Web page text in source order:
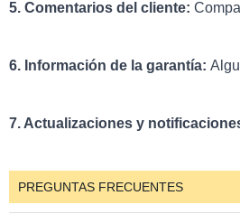
5. Comentarios del cliente:
6. Información de la garantía:
7. Actualizaciones y
PREGUNTAS FRECUENTES